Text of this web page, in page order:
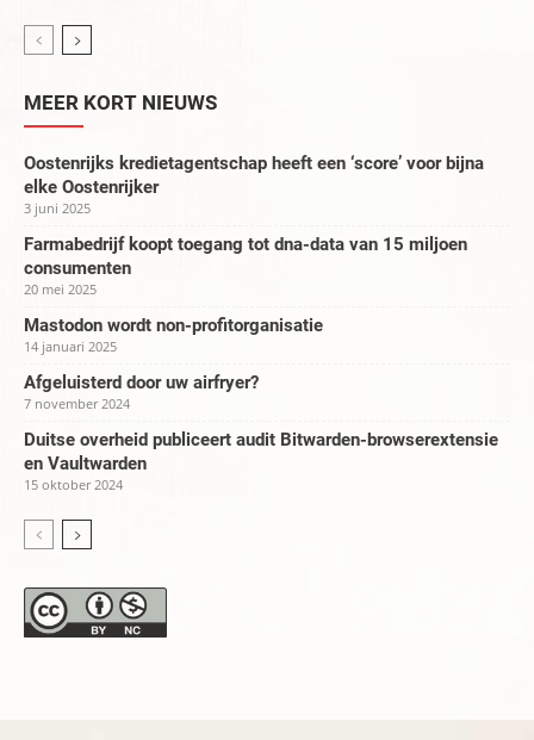
MEER KORT NIEUWS
Oostenrijks kredietagentschap heeft een ‘score’ voor bijna
elke Oostenrijker
3 juni 2025
Farmabedrijf koopt toegang tot dna-data van 15 miljoen
consumenten
20 mei 2025
Mastodon wordt non-profitorganisatie
14 januari 2025
Afgeluisterd door uw airfryer?
7 november 2024
Duitse overheid publiceert audit Bitwarden-browserextensie
en Vaultwarden
15 oktober 2024